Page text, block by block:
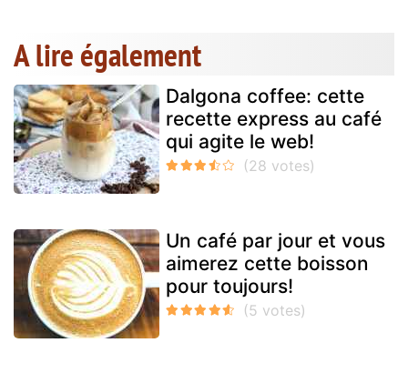
A lire également
Dalgona coffee: cette
recette express au café
qui agite le web!
Un café par jour et vous
aimerez cette boisson
pour toujours!